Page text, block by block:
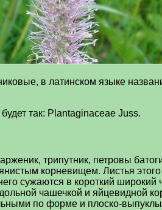
в латинском языке
так: Plantaginaceae Juss.
трипутник, петровы
корневищем. Листья
сужаются в короткий широкий
чашечкой и яйцевидной
по форме и плоско-